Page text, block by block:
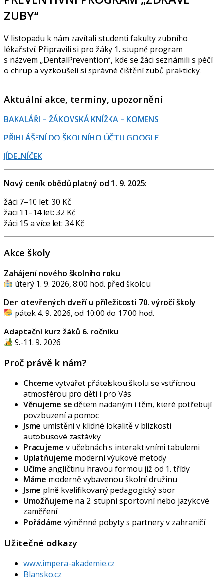
ZUBY“
V listopadu k nám zavítali studenti fakulty zubního
lékařství. Připravili si pro žáky 1. stupně program
s názvem „DentalPrevention“, kde se žáci seznámili s péčí
o chrup a vyzkoušeli si správné čištění zubů prakticky.
Aktuální akce, termíny, upozornění
BAKALÁŘI – ŽÁKOVSKÁ KNÍŽKA – KOMENS
PŘIHLÁŠENÍ DO ŠKOLNÍHO ÚČTU GOOGLE
JÍDELNÍČEK
Nový ceník obědů platný od 1. 9. 2025:
žáci 7–10 let: 30 Kč
žáci 11–14 let: 32 Kč
žáci 15 a více let: 34 Kč
Akce školy
Zahájení nového školního roku
úterý 1. 9. 2026, 8:00 hod. před školou
Den otevřených dveří u příležitosti 70. výročí školy
pátek 4. 9. 2026, od 10:00 do 17:00 hod.
Adaptační kurz žáků 6. ročníku
9.-11. 9. 2026
Proč právě k nám?
Chceme vytvářet přátelskou školu se vstřícnou
atmosférou pro děti i pro Vás
Věnujeme se dětem nadaným i těm, které potřebují
povzbuzení a pomoc
Jsme umístěni v klidné lokalitě v blízkosti
autobusové zastávky
Pracujeme v učebnách s interaktivními tabulemi
Uplatňujeme moderní výukové metody
Učíme angličtinu hravou formou již od 1. třídy
Máme moderně vybavenou školní družinu
Jsme plně kvalifikovaný pedagogický sbor
Umožňujeme na 2. stupni sportovní nebo jazykové
zaměření
Pořádáme výměnné pobyty s partnery v zahraničí
Užitečné odkazy
www.impera-akademie.cz
Blansko.cz